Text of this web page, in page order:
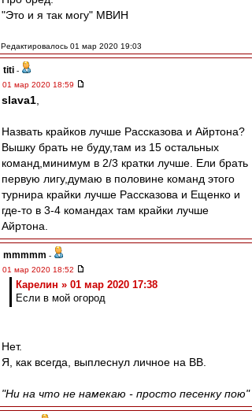
"Это и я так могу" МВИН
Редактировалось 01 мар 2020 19:03
titi -
01 мар 2020 18:59
slava1
Назвать крайков лучше Рассказова и Айртона?
Вышку брать не буду,там из 15 остальных
команд,минимум в 2/3 кратки лучше. Ели брать
первую лигу,думаю в половине команд этого
турнира крайки лучше Рассказова и Ещенко и
где-то в 3-4 командах там крайки лучше
Айртона.
mmmmm -
01 мар 2020 18:52
Карелин » 01 мар 2020 17:38
Если в мой огород
Нет.
Я, как всегда, выплеснул личное на ВВ.
"Ни на что не намекаю - просто песенку пою"